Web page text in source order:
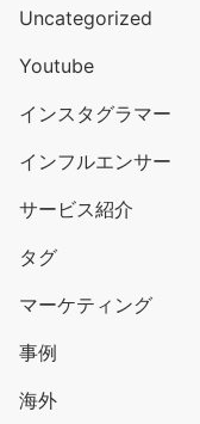
Uncategorized
Youtube
インスタグラマー
インフルエンサー
サービス紹介
タグ
マーケティング
事例
海外